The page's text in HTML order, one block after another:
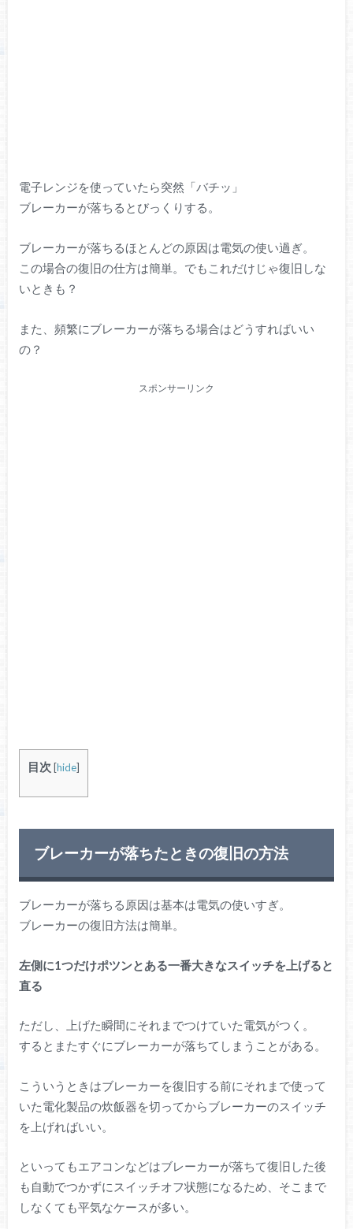
電子レンジを使っていたら突然「バチッ」
ブレーカーが落ちるとびっくりする。
ブレーカーが落ちるほとんどの原因は電気の使い過ぎ。
この場合の復旧の仕方は簡単。でもこれだけじゃ復旧しな
いときも？
また、頻繁にブレーカーが落ちる場合はどうすればいい
の？
スポンサーリンク
目次 [hide]
ブレーカーが落ちたときの復旧の方法
ブレーカーが落ちる原因は基本は電気の使いすぎ。
ブレーカーの復旧方法は簡単。
左側に1つだけポツンとある一番大きなスイッチを上げると
直る
ただし、上げた瞬間にそれまでつけていた電気がつく。
するとまたすぐにブレーカーが落ちてしまうことがある。
こういうときはブレーカーを復旧する前にそれまで使って
いた電化製品の炊飯器を切ってからブレーカーのスイッチ
を上げればいい。
といってもエアコンなどはブレーカーが落ちて復旧した後
も自動でつかずにスイッチオフ状態になるため、そこまで
しなくても平気なケースが多い。